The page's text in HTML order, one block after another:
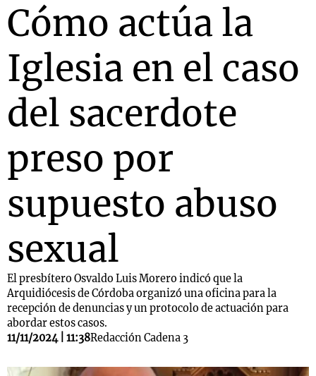
Cómo actúa la
Iglesia en el caso
del sacerdote
preso por
supuesto abuso
sexual
El presbítero Osvaldo Luis Morero indicó que la
Arquidiócesis de Córdoba organizó una oficina para la
recepción de denuncias y un protocolo de actuación para
abordar estos casos.
11/11/2024 | 11:38Redacción Cadena 3